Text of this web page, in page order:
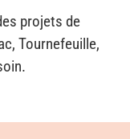
projets de
Tournefeuille,